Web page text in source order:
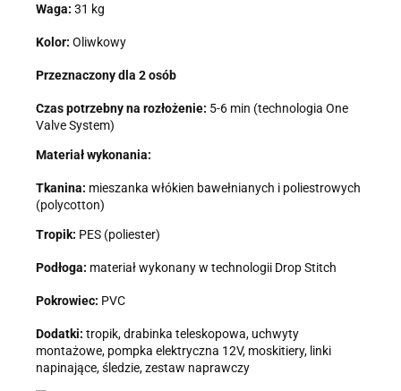
Waga: 31 kg
Kolor: Oliwkowy
Przeznaczony dla 2 osób
Czas potrzebny na rozłożenie: 5-6 min (technologia One
Valve System)
Materiał wykonania:
Tkanina: mieszanka włókien bawełnianych i poliestrowych
(polycotton)
Tropik: PES (poliester)
Podłoga: materiał wykonany w technologii Drop Stitch
Pokrowiec: PVC
Dodatki: tropik, drabinka teleskopowa, uchwyty
montażowe, pompka elektryczna 12V, moskitiery, linki
napinające, śledzie, zestaw naprawczy